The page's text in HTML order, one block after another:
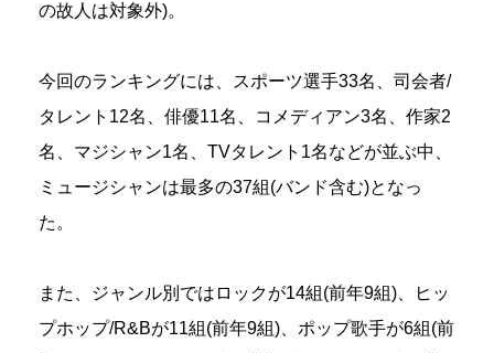
の故人は対象外)。
今回のランキングには、スポーツ選手33名、司会者/
タレント12名、俳優11名、コメディアン3名、作家2
名、マジシャン1名、TVタレント1名などが並ぶ中、
ミュージシャンは最多の37組(バンド含む)となっ
た。
また、ジャンル別ではロックが14組(前年9組)、ヒッ
プホップ/R&Bが11組(前年9組)、ポップ歌手が6組(前